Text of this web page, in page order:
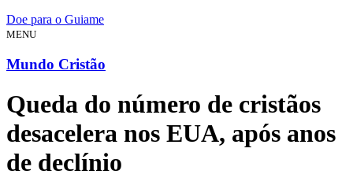
Doe para o Guiame
MENU
Mundo Cristão
Queda do número de cristãos
desacelera nos EUA, após anos
de declínio